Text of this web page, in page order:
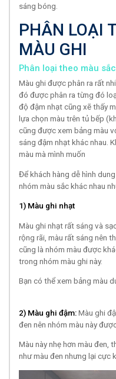
sáng bóng.
PHÂN LOẠI
MÀU GHI
Phân loại theo màu
Màu ghi được phân ra rất
đó được phân ra từng đó
độ đậm nhạt cũng xẽ thấy
lựa chọn màu trên tủ bếp
cũng được xem bảng màu
sáng đậm nhạt khác nhau.
màu mà mình muốn
Để khách hàng dễ hình
nhóm màu sắc khác nhau
1) Màu ghi nhạt
Màu ghi nhạt rất sáng và
rộng rãi, màu rất sáng nên
cũng là nhóm màu được
trong nhóm màu ghi này.
Bạn có thể xem bảng màu
2) Màu ghi đậm:Màu ghi
đen nên nhóm màu này
Màu này nhẹ hơn màu đen,
như màu đen nhưng lại cực